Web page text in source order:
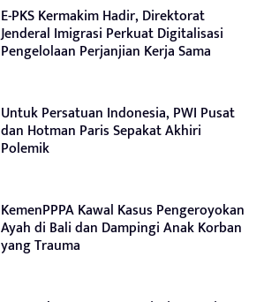
E-PKS Kermakim Hadir, Direktorat
Jenderal Imigrasi Perkuat Digitalisasi
Pengelolaan Perjanjian Kerja Sama
Untuk Persatuan Indonesia, PWI Pusat
dan Hotman Paris Sepakat Akhiri
Polemik
KemenPPPA Kawal Kasus Pengeroyokan
Ayah di Bali dan Dampingi Anak Korban
yang Trauma